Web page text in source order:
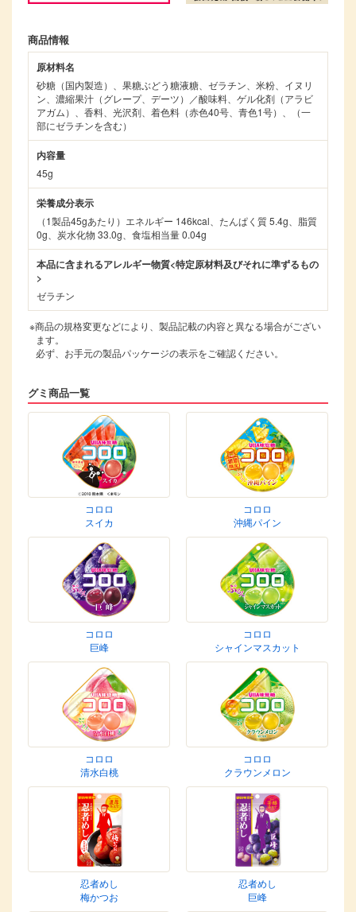
商品情報
原材料名
砂糖（国内製造）、果糖ぶどう糖液糖、ゼラチン、米粉、イヌリ
ン、濃縮果汁（グレープ、デーツ）／酸味料、ゲル化剤（アラビ
アガム）、香料、光沢剤、着色料（赤色40号、青色1号）、（一
部にゼラチンを含む）
内容量
45g
栄養成分表示
（1製品45gあたり）エネルギー 146kcal、たんぱく質 5.4g、脂質
0g、炭水化物 33.0g、食塩相当量 0.04g
本品に含まれるアレルギー物質<特定原材料及びそれに準ずるもの
>
ゼラチン
※商品の規格変更などにより、製品記載の内容と異なる場合がござい
ます。
必ず、お手元の製品パッケージの表示をご確認ください。
グミ商品一覧
コロロ
スイカ
コロロ
沖縄パイン
コロロ
巨峰
コロロ
シャインマスカット
コロロ
清水白桃
コロロ
クラウンメロン
忍者めし
梅かつお
忍者めし
巨峰